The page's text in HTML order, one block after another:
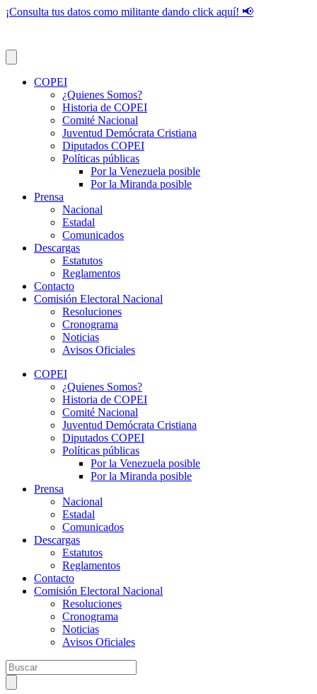
¡Consulta tus datos como militante dando click aquí! 📢
COPEI
¿Quienes Somos?
Historia de COPEI
Comité Nacional
Juventud Demócrata Cristiana
Diputados COPEI
Políticas públicas
Por la Venezuela posible
Por la Miranda posible
Prensa
Nacional
Estadal
Comunicados
Descargas
Estatutos
Reglamentos
Contacto
Comisión Electoral Nacional
Resoluciones
Cronograma
Noticias
Avisos Oficiales
COPEI
¿Quienes Somos?
Historia de COPEI
Comité Nacional
Juventud Demócrata Cristiana
Diputados COPEI
Políticas públicas
Por la Venezuela posible
Por la Miranda posible
Prensa
Nacional
Estadal
Comunicados
Descargas
Estatutos
Reglamentos
Contacto
Comisión Electoral Nacional
Resoluciones
Cronograma
Noticias
Avisos Oficiales